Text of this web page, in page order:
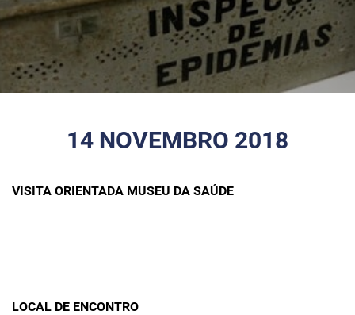
14 NOVEMBRO 2018
VISITA ORIENTADA MUSEU DA SAÚDE
LOCAL DE ENCONTRO